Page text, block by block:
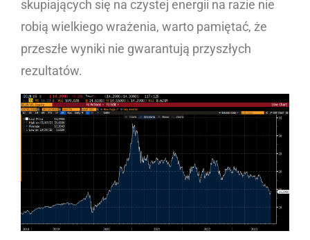
skupiających się na czystej energii na razie nie
robią wielkiego wrażenia, warto pamiętać, że
przeszłe wyniki nie gwarantują przyszłych
rezultatów.